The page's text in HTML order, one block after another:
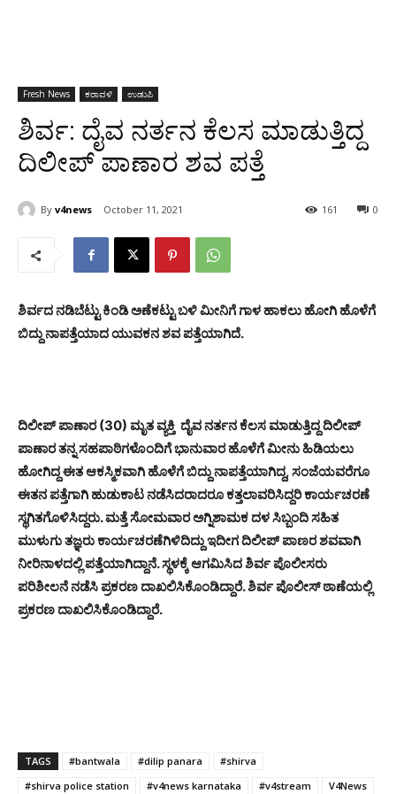
Fresh News ಕರಾವಳಿ ಉಡುಪಿ
ಶಿರ್ವ: ದೈವ ನರ್ತನ ಕೆಲಸ ಮಾಡುತ್ತಿದ್ದ
ದಿಲೀಪ್ ಪಾಣಾರ ಶವ ಪತ್ತೆ
By v4news October 11, 2021 0
161
ಶಿರ್ವದ ನಡಿಬೆಟ್ಟು ಕಿಂಡಿ ಅಣೆಕಟ್ಟು ಬಳಿ ಮೀನಿಗೆ ಗಾಳ ಹಾಕಲು ಹೋಗಿ ಹೊಳೆಗೆ
ಬಿದ್ದು ನಾಪತ್ತೆಯಾದ ಯುವಕನ ಶವ ಪತ್ತೆಯಾಗಿದೆ.
ದಿಲೀಪ್ ಪಾಣಾರ (30) ಮೃತ ವ್ಯಕ್ತಿ ದೈವ ನರ್ತನ ಕೆಲಸ ಮಾಡುತ್ತಿದ್ದ ದಿಲೀಪ್
ಪಾಣಾರ ತನ್ನ ಸಹಪಾಠಿಗಳೊಂದಿಗೆ ಭಾನುವಾರ ಹೊಳೆಗೆ ಮೀನು ಹಿಡಿಯಲು
ಹೋಗಿದ್ದ ಈತ ಆಕಸ್ಮಿಕವಾಗಿ ಹೊಳೆಗೆ ಬಿದ್ದು ನಾಪತ್ತೆಯಾಗಿದ್ದ, ಸಂಜೆಯವರೆಗೂ
ಈತನ ಪತ್ತೆಗಾಗಿ ಹುಡುಕಾಟ ನಡೆಸಿದರಾದರೂ ಕತ್ತಲಾವರಿಸಿದ್ದರಿ ಕಾರ್ಯಚರಣೆ
ಸ್ಥಗಿತಗೊಳಿಸಿದ್ದರು. ಮತ್ತೆ ಸೋಮವಾರ ಅಗ್ನಿಶಾಮಕ ದಳ ಸಿಬ್ಬಂದಿ ಸಹಿತ
ಮುಳುಗು ತಜ್ಞರು ಕಾರ್ಯಚರಣೆಗಿಳಿದಿದ್ದು ಇದೀಗ ದಿಲೀಪ್ ಪಾಣರ ಶವವಾಗಿ
ನೀರಿನಾಳದಲ್ಲಿ ಪತ್ತೆಯಾಗಿದ್ದಾನೆ. ಸ್ಥಳಕ್ಕೆ ಆಗಮಿಸಿದ ಶಿರ್ವ ಪೊಲೀಸರು
ಪರಿಶೀಲನೆ ನಡೆಸಿ ಪ್ರಕರಣ ದಾಖಲಿಸಿಕೊಂಡಿದ್ದಾರೆ. ಶಿರ್ವ ಪೊಲೀಸ್ ಠಾಣೆಯಲ್ಲಿ
ಪ್ರಕರಣ ದಾಖಲಿಸಿಕೊಂಡಿದ್ದಾರೆ.
TAGS #bantwala #dilip panara
#shirva
#shirva police station
#v4news karnataka #v4stream V4News